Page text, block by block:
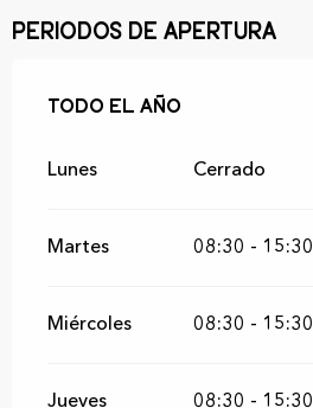
Periodos de apertura
Todo el año
Todo el año
Lunes Cerrado
Martes 08:30 - 15:30
Miércoles 08:30 - 15:30
Jueves 08:30 - 15:30